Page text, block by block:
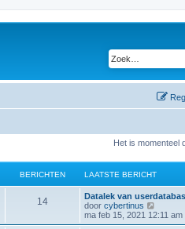
Het is momenteel
BERICHTEN LAATSTE BERICHT
14
Datalek van
door cybertinus
e
k
ma feb 15, 2021 12:11 am